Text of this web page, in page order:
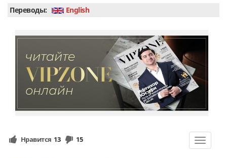
Переводы: English
Toggle
Нравится 13 15